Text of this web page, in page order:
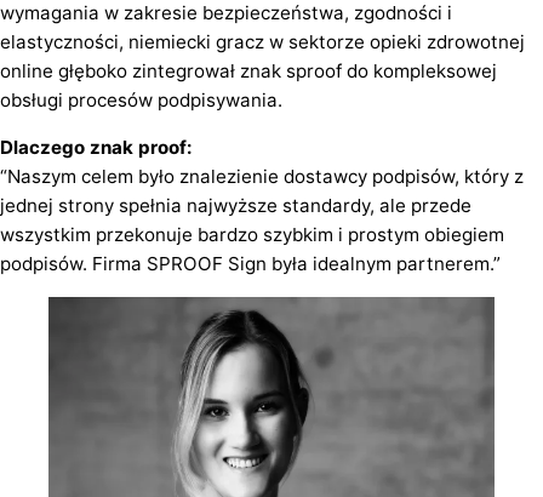
wymagania w zakresie bezpieczeństwa, zgodności i
elastyczności, niemiecki gracz w sektorze opieki zdrowotnej
online głęboko zintegrował znak sproof do kompleksowej
obsługi procesów podpisywania.
Dlaczego znak proof:
“Naszym celem było znalezienie dostawcy podpisów, który z
jednej strony spełnia najwyższe standardy, ale przede
wszystkim przekonuje bardzo szybkim i prostym obiegiem
podpisów. Firma SPROOF Sign była idealnym partnerem.”